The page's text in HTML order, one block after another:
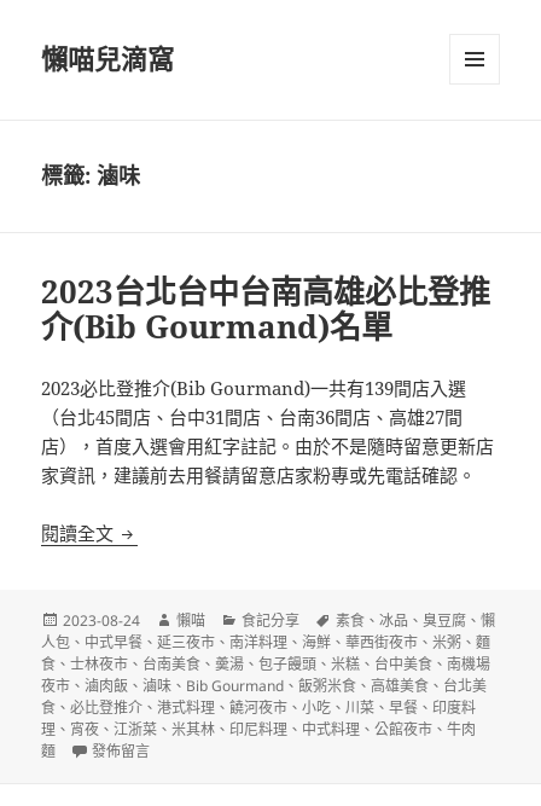
懶喵兒滴窩
標籤:滷味
2023台北台中台南高雄必比登推
介(Bib Gourmand)名單
2023必比登推介(Bib Gourmand)一共有139間店入選
（台北45間店、台中31間店、台南36間店、高雄27間
店），首度入選會用紅字註記。由於不是隨時留意更新店
家資訊，建議前去用餐請留意店家粉專或先電話確認。
閱讀全文 2023台北台中台南高雄必比登推介(Bib Gourmand)
發
佈
日
期:
2023-08-24
作
者
懶喵
分
類
食記分享
標
籤
素食 、冰品 、 臭豆腐 、懶
人包 、 中式早餐 、延三夜市 、南洋料理 、海鮮 、華西街夜市 、米粥 、麵
食 、士林夜市 、 台南美食 、羮湯 、包子饅頭 、米糕 、 台中美食 、南機場
夜市 、滷肉飯 、滷味 、 Bib Gourmand 、飯粥米食 、高雄美食 、 台北美
食 、必比登推介 、港式料理 、饒河夜市 、小吃 、川菜 、早餐 、 印度料
理 、 宵夜 、江浙菜 、米其林 、 印尼料理 、 中式料理 、公館夜市 、牛肉
麵
在〈2023台北台中台南高雄必比登推介(Bib Gourmand)名單〉
發佈留言